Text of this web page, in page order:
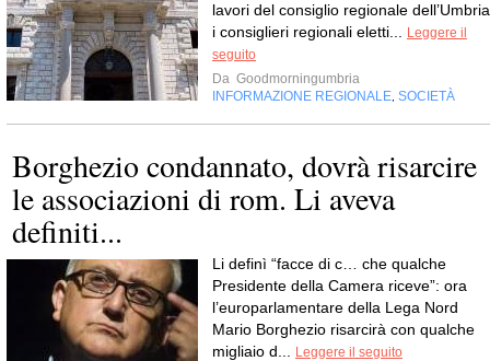
lavori del consiglio regionale
i consiglieri regionali eletti...
Leggere il
seguito
Da Goodmorningumbria
INFORMAZIONE REGIONALE SOCIETÀ
Borghezio condannato, dovrà risarcire
le associazioni di rom. Li aveva
definiti...
Li definì “facce di c… che qualche
Presidente della Camera riceve”: ora
l’europarlamentare della Lega Nord
Mario Borghezio risarcirà con qualche
migliaio d...
Leggere il seguito